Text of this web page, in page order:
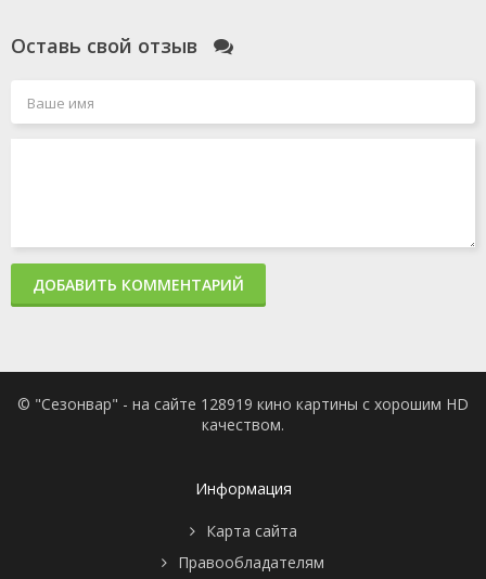
Оставь свой отзыв
ДОБАВИТЬ КОММЕНТАРИЙ
© "Сезонвар" - на сайте 128919 кино картины с хорошим HD
качеством.
Информация
Карта сайта
Правообладателям